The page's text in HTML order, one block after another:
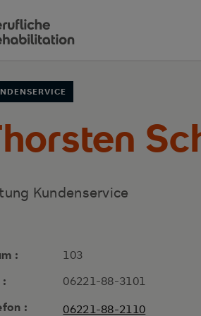
Kundenservice
:
103
06221-88-3101
:
06221-88-2110